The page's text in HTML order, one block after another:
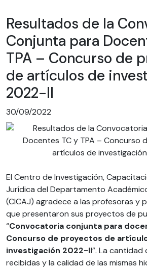
Resultados de la
Conjunta para
TPA – Concurso de
de artículos de
2022-II
30/09/2022
El Centro de Investigación,
Jurídica del Departamento
(CICAJ) agradece a las profesoras y
que presentaron sus proyectos de
“Convocatoria conjunta para
Concurso de proyectos de
investigación 2022-II”. La
recibidas y la calidad de las mismas